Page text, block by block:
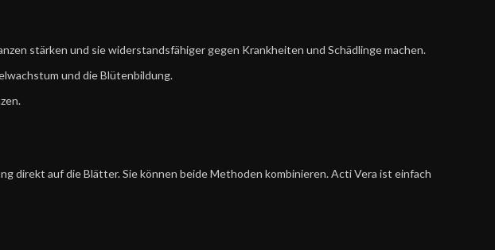
stärken und sie widerstandsfähiger gegen Krankheiten und Schädlinge machen.
und die Blütenbildung.
direkt auf die Blätter. Sie können beide Methoden kombinieren. Acti Vera ist einfach